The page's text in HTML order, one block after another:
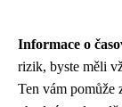
Informace o
rizik, byste měli
Ten vám pomůže